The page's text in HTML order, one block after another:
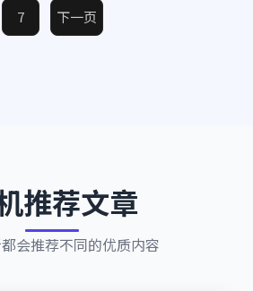
7
下一页
推荐文章
会推荐不同的优质内容